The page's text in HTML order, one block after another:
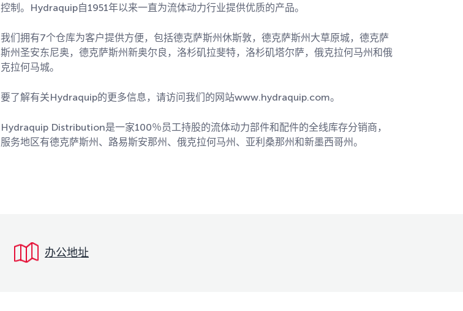
控制。Hydraquip自1951年以来一直为流体动力行业提供优质的产品。
我们拥有7个仓库为客户提供方便，包括德克萨斯州休斯敦，德克萨斯州大草原城，德克萨
斯州圣安东尼奥，德克萨斯州新奥尔良，洛杉矶拉斐特，洛杉矶塔尔萨，俄克拉何马州和俄
克拉何马城。
要了解有关Hydraquip的更多信息，请访问我们的网站www.hydraquip.com。
Hydraquip Distribution是一家100％员工持股的流体动力部件和配件的全线库存分销商，
服务地区有德克萨斯州、路易斯安那州、俄克拉何马州、亚利桑那州和新墨西哥州。
办公地址